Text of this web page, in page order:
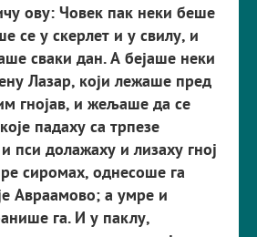
ову: Човек пак неки беше
се у скерлет и у свилу, и
сваки дан. А бејаше неки
Лазар, који лежаше пред
гнојав, и жељаше да се
падаху са трпезе
пси долажаху и лизаху гној
сиромах, однесоше га
Авраамово; а умре и
га. И у паклу,